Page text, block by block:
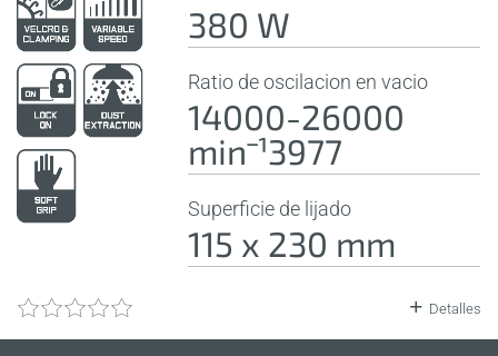
380 W
Ratio de oscilacion en vacio
14000-26000
minˉ¹3977
Superficie de lijado
115 x 230 mm
Detalles